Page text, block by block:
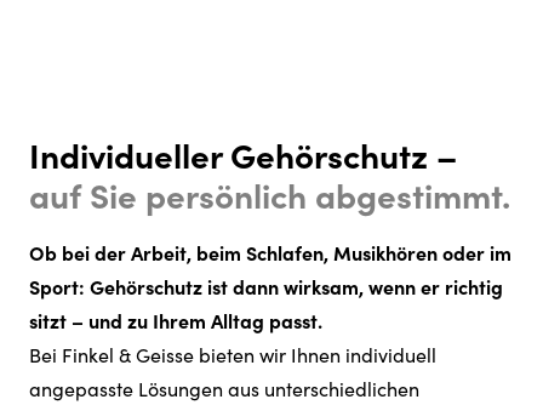
Individueller Gehörschutz –
auf Sie persönlich abgestimmt.
Ob bei der Arbeit, beim Schlafen, Musikhören oder im
Sport: Gehörschutz ist dann wirksam, wenn er richtig
sitzt – und zu Ihrem Alltag passt.
Bei Finkel & Geisse bieten wir Ihnen individuell
angepasste Lösungen aus unterschiedlichen